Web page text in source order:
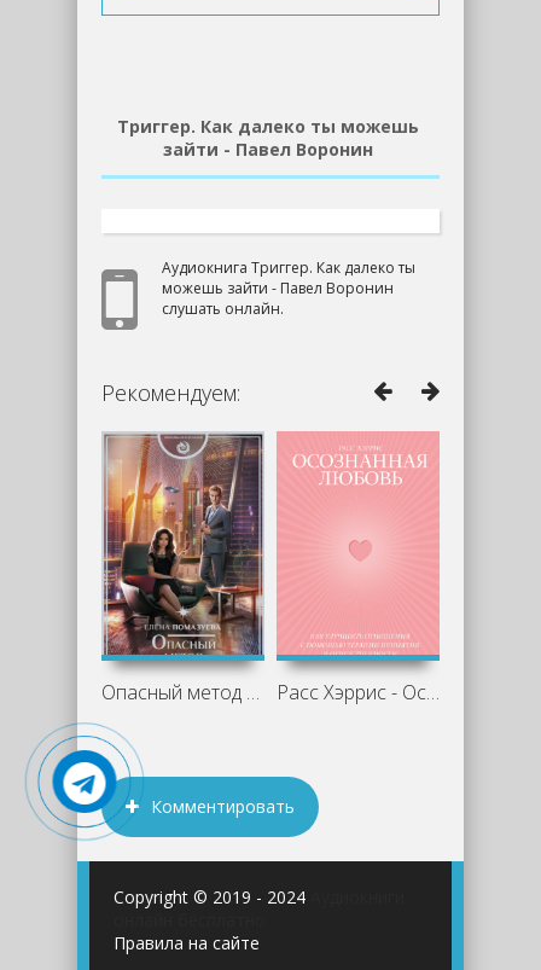
Триггер. Как далеко ты можешь
зайти - Павел Воронин
Аудиокнига Триггер. Как далеко ты
можешь зайти - Павел Воронин
слушать онлайн.
Рекомендуем:
Опасный метод - Елена Помазуева Расс Хэррис - Осознанная любовь. Как
Комментировать
Copyright © 2019 - 2024
Правила на сайте